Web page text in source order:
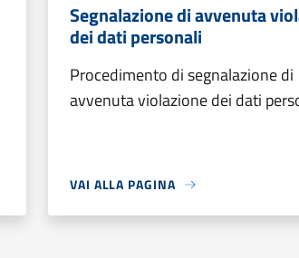
Segnalazione di avvenuta
dei dati personali
Procedimento di segnalazione di
avvenuta violazione dei dati
VAI ALLA PAGINA